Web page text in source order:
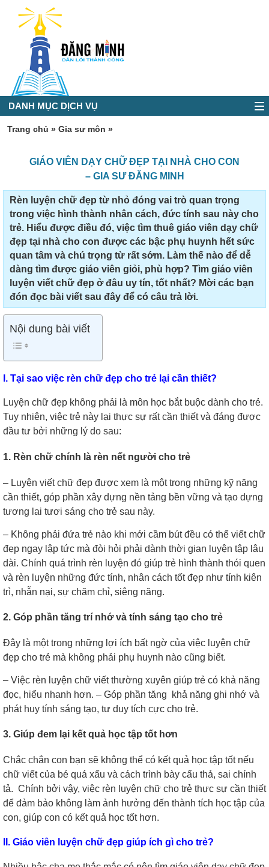
DANH MỤC DỊCH VỤ
Trang chủ » Gia sư môn »
GIÁO VIÊN DẠY CHỮ ĐẸP TẠI NHÀ CHO CON
– GIA SƯ ĐĂNG MINH
Rèn luyện chữ đẹp từ nhỏ đóng vai trò quan trọng
trong việc hình thành nhân cách, đức tính sau này cho
trẻ. Hiểu được điều đó, việc tìm thuê giáo viên dạy chữ
đẹp tại nhà cho con được các bậc phụ huynh hết sức
quan tâm và chú trọng từ rất sớm. Làm thế nào để dễ
dàng tìm được giáo viên giỏi, phù hợp? Tìm giáo viên
luyện viết chữ đẹp ở đâu uy tín, tốt nhất? Mời các bạn
đón đọc bài viết sau đây để có câu trả lời.
Nội dung bài viết
I. Tại sao việc rèn chữ đẹp cho trẻ lại cần thiết?
Luyện chữ đẹp không phải là môn học bắt buộc dành cho trẻ.
Tuy nhiên, việc trẻ này lại thực sự rất cần thiết và đáng được
đầu tư bởi những lý do sau:
1. Rèn chữ chính là rèn nết người cho trẻ
– Luyện viết chữ đẹp được xem là một trong những kỹ năng
cần thiết, góp phần xây dựng nền tảng bền vững và tạo dựng
tương lai tươi sáng cho trẻ sau này.
– Không phải đứa trẻ nào khi mới cầm bút đều có thể viết chữ
đẹp ngay lập tức mà đòi hỏi phải dành thời gian luyện tập lâu
dài. Chính quá trình rèn luyện đó giúp trẻ hình thành thói quen
và rèn luyện những đức tính, nhân cách tốt đẹp như tính kiên
trì, nhẫn nại, sự chăm chỉ, siêng năng.
2. Góp phần tăng trí nhớ và tính sáng tạo cho trẻ
Đây là một trong những lợi ích bất ngờ của việc luyện chữ
đẹp cho trẻ mà không phải phụ huynh nào cũng biết.
– Việc rèn luyện chữ viết thường xuyên giúp trẻ có khả năng
đọc, hiểu nhanh hơn. – Góp phần tăng khả năng ghi nhớ và
phát huy tính sáng tạo, tư duy tích cực cho trẻ.
3. Giúp đem lại kết quả học tập tốt hơn
Chắc chắn con bạn sẽ không thể có kết quả học tập tốt nếu
chữ viết của bé quá xấu và cách trình bày cẩu thả, sai chính
tả. Chính bởi vậy, việc rèn luyện chữ cho trẻ thực sự cần thiết
để đảm bảo không làm ảnh hưởng đến thành tích học tập của
con, giúp con có kết quả học tốt hơn.
II. Giáo viên luyện chữ đẹp giúp ích gì cho trẻ?